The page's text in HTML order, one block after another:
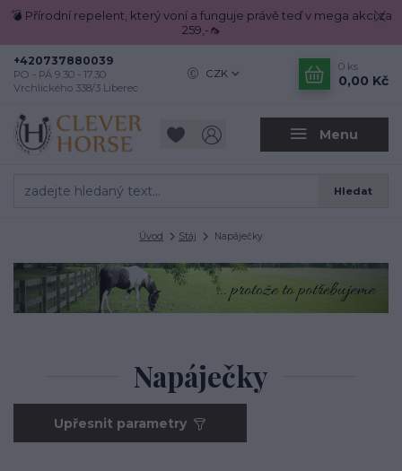
💣 Přírodní repelent, který voní a funguje právě teď v mega akci za
259,-🦟
Menu
CZK
Hledat
+420737880039
PO - PÁ 9.30 - 17.30
Vrchlického 338/3 Liberec
0 ks
0,00 Kč
Úvod Stáj Napáječky
Napáječky
Upřesnit parametry